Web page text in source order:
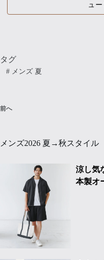
ュ
タグ
#メンズ 夏
前へ
メンズ2026 夏→秋スタイル
涼し気
本製オ